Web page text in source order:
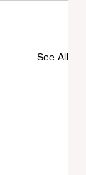
See All